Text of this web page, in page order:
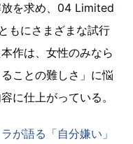
を求め、04 Limited
もにさまざまな試行
作は、女性のみなら
ことの難しさ」に悩
に仕上がっている。
が語る「自分嫌い」